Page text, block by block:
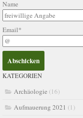
Name
Email*
KATEGORIEN
Archäologie (16)
Aufmauerung 2021 (1)